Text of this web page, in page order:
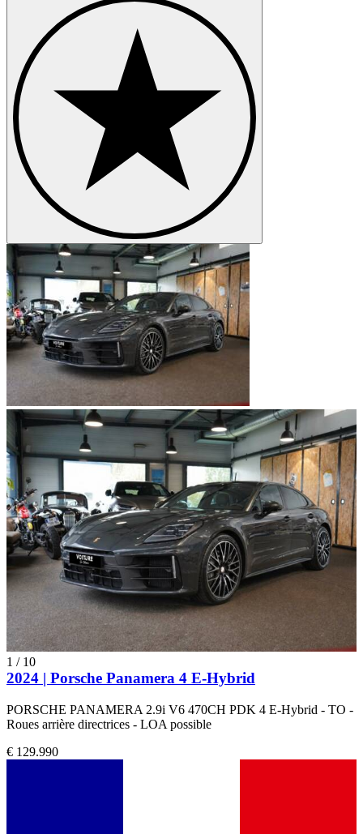
1 / 10
2024 | Porsche Panamera 4 E-Hybrid
PORSCHE PANAMERA 2.9i V6 470CH PDK 4 E-Hybrid - TO -
Roues arrière directrices - LOA possible
€ 129.990